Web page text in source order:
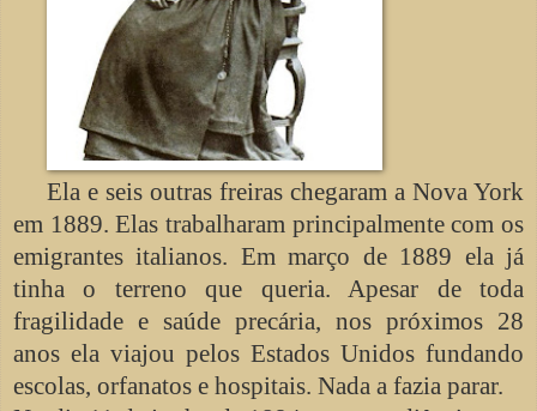
Ela e seis outras freiras chegaram a Nova York
em 1889. Elas trabalharam principalmente com os
emigrantes italianos. Em março de 1889 ela já
tinha o terreno que queria. Apesar de toda
fragilidade e saúde precária, nos próximos 28
anos ela viajou pelos Estados Unidos fundando
escolas, orfanatos e hospitais. Nada a fazia parar.